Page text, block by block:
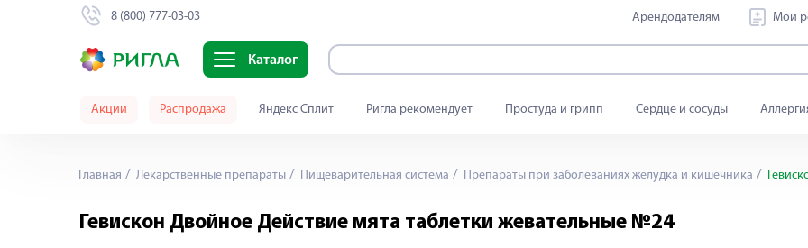
8 (800) 777-03-03 Арендодателям Мои
Каталог
Акции Распродажа Яндекс Сплит Ригла рекомендует Простуда и грипп Сердце и сосуды
Главная Лекарственные препараты Пищеварительная система Препараты при заболеваниях желудка и кишечника
Гевискон Двойное Действие мята таблетки жевательные №24